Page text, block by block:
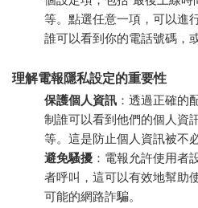
等。點選任意一項，可以進
誰可以看到你的電話號碼，
理解電報隱私設定的重要性
保護個人資訊 ：透過正確的
制誰可以看到他們的個人資
等。這是防止個人資訊被不
避免騷擾 ：電報允許使用者
者呼叫，這可以有效地幫助
可能的網路詐騙。